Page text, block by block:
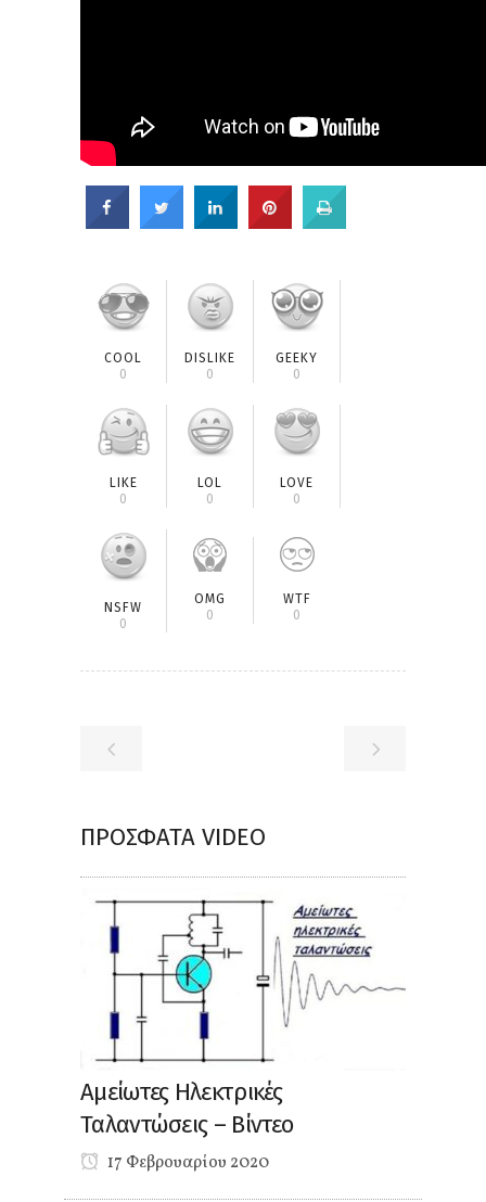
COOL
0
DISLIKE
0
GEEKY
0
LIKE
0
LOL
0
LOVE
0
NSFW
0
OMG
0
WTF
0
ΠΡΌΣΦΑΤΑ VIDEO
Αμείωτες Ηλεκτρικές
Ταλαντώσεις – Βίντεο
17 Φεβρουαρίου 2020